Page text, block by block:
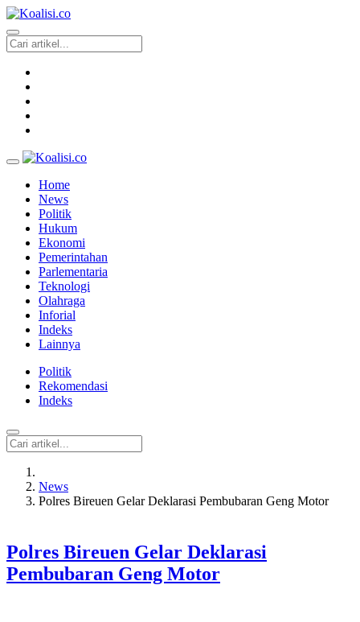
Home
News
Politik
Hukum
Ekonomi
Pemerintahan
Parlementaria
Teknologi
Olahraga
Inforial
Indeks
Lainnya
Politik
Rekomendasi
Indeks
News
Polres Bireuen Gelar Deklarasi Pembubaran Geng Motor
Polres Bireuen Gelar Deklarasi
Pembubaran Geng Motor